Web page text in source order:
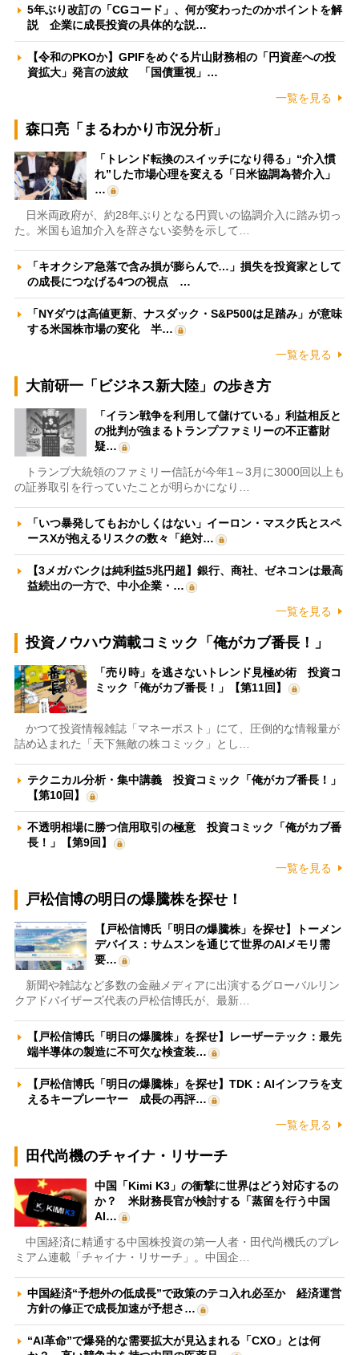
5年ぶり改訂の「CGコード」、何が変わったのかポイントを解
説 企業に成長投資の具体的な説…
【令和のPKOか】GPIFをめぐる片山財務相の「円資産への投
資拡大」発言の波紋 「国債重視」…
一覧を見る
森口亮「まるわかり市況分析」
「トレンド転換のスイッチになり得る」“介入慣
れ”した市場心理を変える「日米協調為替介入」
…
日米両政府が、約28年ぶりとなる円買いの協調介入に踏み切っ
た。米国も追加介入を辞さない姿勢を示して…
「キオクシア急落で含み損が膨らんで…」損失を投資家として
の成長につなげる4つの視点 …
「NYダウは高値更新、ナスダック・S&P500は足踏み」が意味
する米国株市場の変化 半…
一覧を見る
大前研一「ビジネス新大陸」の歩き方
「イラン戦争を利用して儲けている」利益相反と
の批判が強まるトランプファミリーの不正蓄財
疑…
トランプ大統領のファミリー信託が今年1～3月に3000回以上も
の証券取引を行っていたことが明らかになり…
「いつ暴発してもおかしくはない」イーロン・マスク氏とスペ
ースXが抱えるリスクの数々「絶対…
【3メガバンクは純利益5兆円超】銀行、商社、ゼネコンは最高
益続出の一方で、中小企業・…
一覧を見る
投資ノウハウ満載コミック「俺がカブ番長！」
「売り時」を逃さないトレンド見極め術 投資コ
ミック「俺がカブ番長！」【第11回】
かつて投資情報雑誌「マネーポスト」にて、圧倒的な情報量が
詰め込まれた「天下無敵の株コミック」とし…
テクニカル分析・集中講義 投資コミック「俺がカブ番長！」
【第10回】
不透明相場に勝つ信用取引の極意 投資コミック「俺がカブ番
長！」【第9回】
一覧を見る
戸松信博の明日の爆騰株を探せ！
【戸松信博氏「明日の爆騰株」を探せ】トーメン
デバイス：サムスンを通じて世界のAIメモリ需
要…
新聞や雑誌など多数の金融メディアに出演するグローバルリン
クアドバイザーズ代表の戸松信博氏が、最新…
【戸松信博氏「明日の爆騰株」を探せ】レーザーテック：最先
端半導体の製造に不可欠な検査装…
【戸松信博氏「明日の爆騰株」を探せ】TDK：AIインフラを支
えるキープレーヤー 成長の再評…
一覧を見る
田代尚機のチャイナ・リサーチ
中国「Kimi K3」の衝撃に世界はどう対応するの
か？ 米財務長官が検討する「蒸留を行う中国
AI…
中国経済に精通する中国株投資の第一人者・田代尚機氏のプレ
ミアム連載「チャイナ・リサーチ」。中国企…
中国経済“予想外の低成長”で政策のテコ入れ必至か 経済運営
方針の修正で成長加速が予想さ…
“AI革命”で爆発的な需要拡大が見込まれる「CXO」とは何